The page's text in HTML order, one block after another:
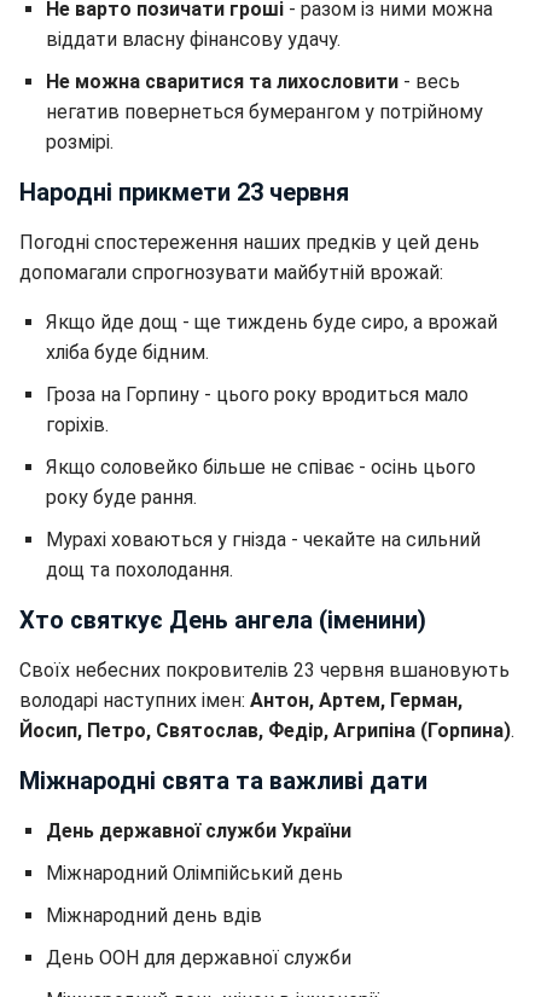
Не варто позичати гроші - разом із ними можна
віддати власну фінансову удачу.
Не можна сваритися та лихословити - весь
негатив повернеться бумерангом у потрійному
розмірі.
Народні прикмети 23 червня
Погодні спостереження наших предків у цей день
допомагали спрогнозувати майбутній врожай:
Якщо йде дощ - ще тиждень буде сиро, а врожай
хліба буде бідним.
Гроза на Горпину - цього року вродиться мало
горіхів.
Якщо соловейко більше не співає - осінь цього
року буде рання.
Мурахі ховаються у гнізда - чекайте на сильний
дощ та похолодання.
Хто святкує День ангела (іменини)
Своїх небесних покровителів 23 червня вшановують
володарі наступних імен: Антон, Артем, Герман,
Йосип, Петро, Святослав, Федір, Агрипіна (Горпина).
Міжнародні свята та важливі дати
День державної служби України
Міжнародний Олімпійський день
Міжнародний день вдів
День ООН для державної служби